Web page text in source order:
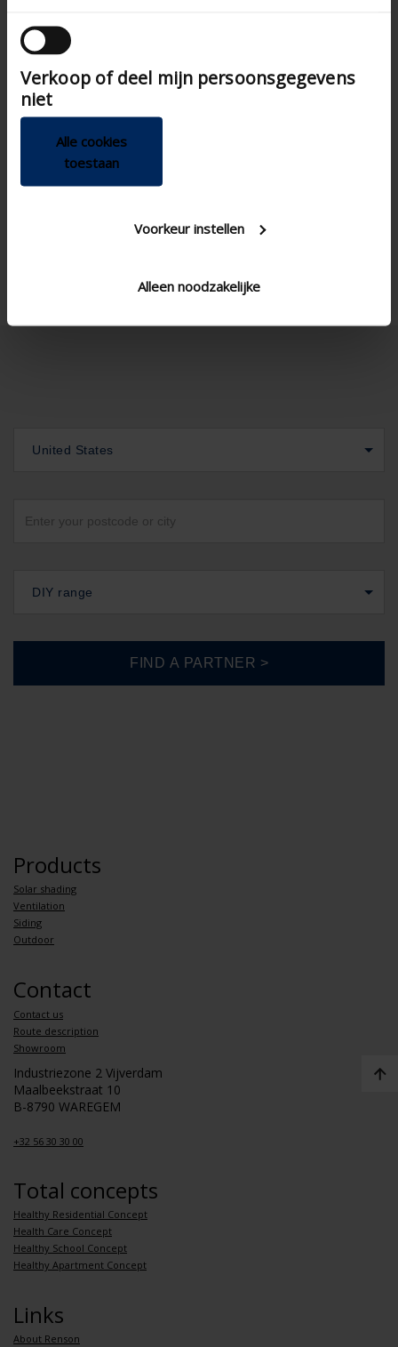
andere informatie die u aan ze heeft verstrekt of
die ze hebben verzameld op basis van uw gebruik
van hun services.
Verkoop of deel mijn persoonsgegevens
niet
Alle cookies
toestaan
Voorkeur instellen
Alleen noodzakelijke
RensonSearch.info.DoeEenControle
AIRFLOW CALCULATION
United States
DIY range
Products
Solar shading
Ventilation
Siding
Outdoor
Contact
Contact us
Route description
Showroom
Industriezone 2 Vijverdam
Maalbeekstraat 10
B-8790 WAREGEM
+32 56 30 30 00
Total concepts
Healthy Residential Concept
Health Care Concept
Healthy School Concept
Healthy Apartment Concept
Links
About Renson